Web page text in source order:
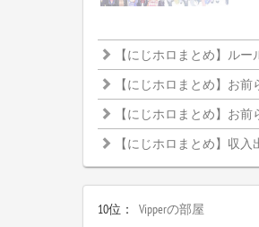
【にじホロまとめ】ルー
【にじホロまとめ】お
【にじホロまとめ】お
【にじホロまとめ】収
10位： Vipperの部屋